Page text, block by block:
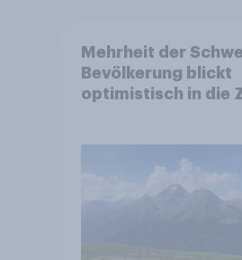
Mehrheit der
Bevölkerung blickt
optimistisch in die
Altersvorsorge